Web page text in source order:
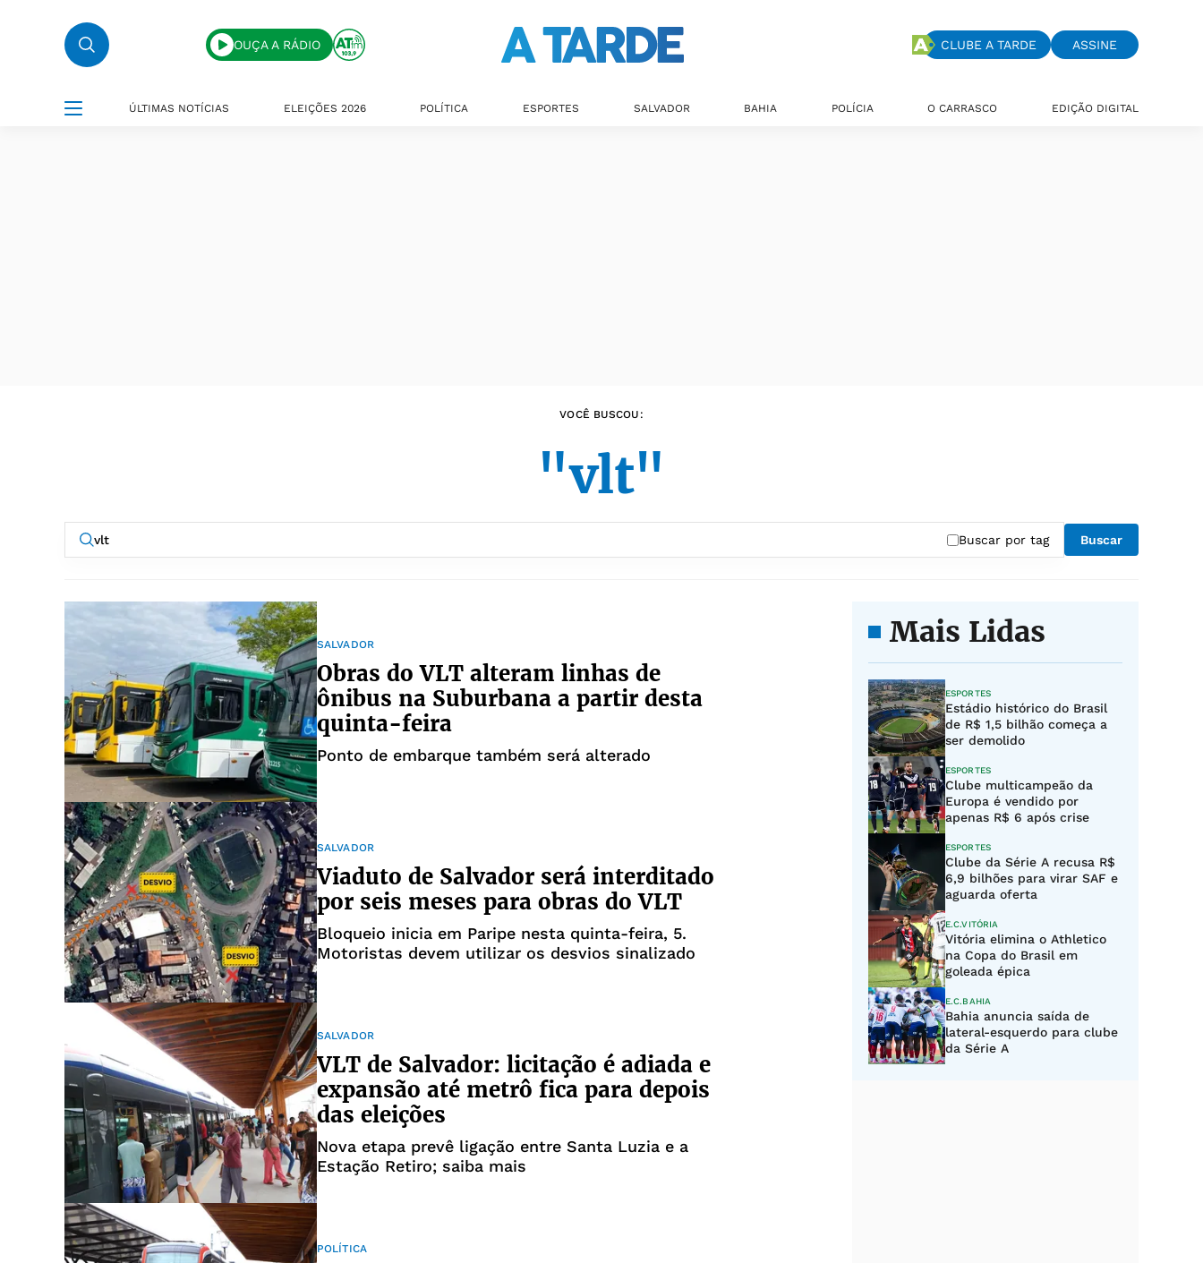
OUÇA A RÁDIO CLUBE A TARDE ASSINE
ÚLTIMAS NOTÍCIAS ELEIÇÕES 2026 POLÍTICA ESPORTES SALVADOR BAHIA POLÍCIA O CARRASCO EDIÇÃO DIGITAL
VOCÊ BUSCOU:
"vlt"
Buscar por tag Buscar
SALVADOR
Obras do VLT alteram linhas de
ônibus na Suburbana a partir desta
quinta-feira
Ponto de embarque também será alterado
SALVADOR
Viaduto de Salvador será interditado
por seis meses para obras do VLT
Bloqueio inicia em Paripe nesta quinta-feira, 5.
Motoristas devem utilizar os desvios sinalizado
SALVADOR
VLT de Salvador: licitação é adiada e
expansão até metrô fica para depois
das eleições
Nova etapa prevê ligação entre Santa Luzia e a
Estação Retiro; saiba mais
POLÍTICA
Mais Lidas
ESPORTES
Estádio histórico do Brasil
de R$ 1,5 bilhão começa a
ser demolido
ESPORTES
Clube multicampeão da
Europa é vendido por
apenas R$ 6 após crise
ESPORTES
Clube da Série A recusa R$
6,9 bilhões para virar SAF e
aguarda oferta
E.C.VITÓRIA
Vitória elimina o Athletico
na Copa do Brasil em
goleada épica
E.C.BAHIA
Bahia anuncia saída de
lateral-esquerdo para clube
da Série A